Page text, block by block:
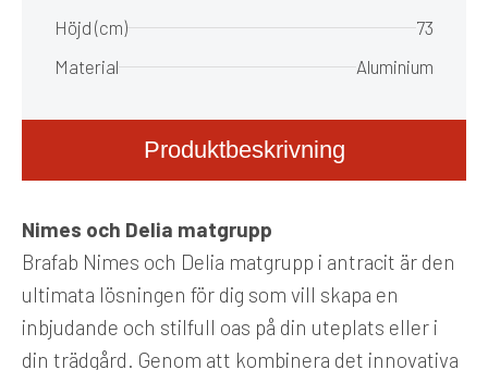
Produktbeskrivning
Nimes och Delia matgrupp
Brafab Nimes och Delia matgrupp i antracit är den
ultimata lösningen för dig som vill skapa en
inbjudande och stilfull oas på din uteplats eller i
din trädgård. Genom att kombinera det innovativa
Höjd (cm)
73
Material
Aluminium